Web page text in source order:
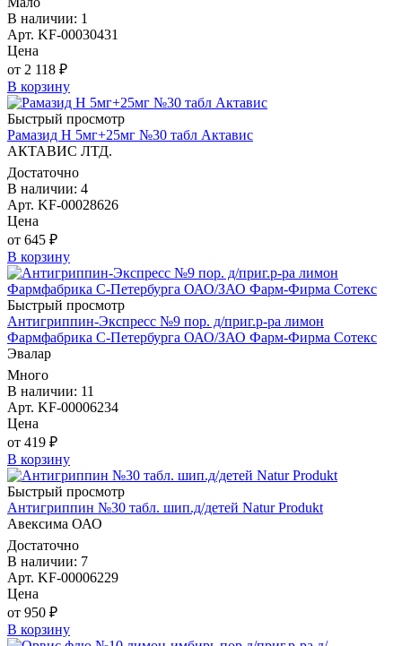
В наличии: 1
Арт. KF-00030431
Цена
от 2 118 ₽
В корзину
Быстрый просмотр
Рамазид Н 5мг+25мг №30 табл Актавис
АКТАВИС ЛТД.
Достаточно
В наличии: 4
Арт. KF-00028626
Цена
от 645 ₽
В корзину
Быстрый просмотр
Антигриппин-Экспресс №9 пор. д/приг.р-ра лимон
Фармфабрика С-Петербурга ОАО/ЗАО Фарм-Фирма Сотекс
Эвалар
Много
В наличии: 11
Арт. KF-00006234
Цена
от 419 ₽
В корзину
Быстрый просмотр
Антигриппин №30 табл. шип.д/детей Natur Produkt
Авексима ОАО
Достаточно
В наличии: 7
Арт. KF-00006229
Цена
от 950 ₽
В корзину